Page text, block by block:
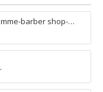
barber shop-